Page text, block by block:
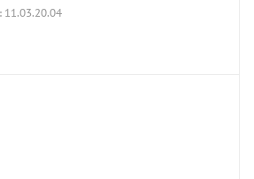
11.03.20.04